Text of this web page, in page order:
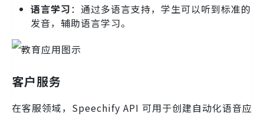
语言学习：通过多语言支持，学生可以听到标准的
发音，辅助语言学习。
客户服务
在客服领域，Speechify API 可用于创建自动化语音应